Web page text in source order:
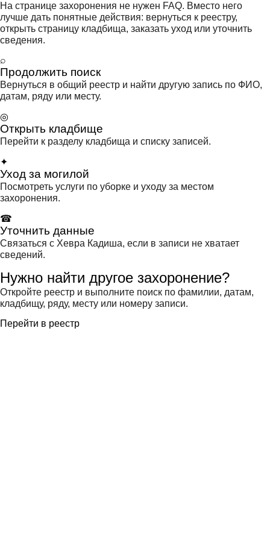
На странице захоронения не нужен FAQ. Вместо него
лучше дать понятные действия: вернуться к реестру,
открыть страницу кладбища, заказать уход или уточнить
сведения.
⌕
Продолжить поиск
Вернуться в общий реестр и найти другую запись по ФИО,
датам, ряду или месту.
◎
Открыть кладбище
Перейти к разделу кладбища и списку записей.
✦
Уход за могилой
Посмотреть услуги по уборке и уходу за местом
захоронения.
☎
Уточнить данные
Связаться с Хевра Кадиша, если в записи не хватает
сведений.
Нужно найти другое захоронение?
Откройте реестр и выполните поиск по фамилии, датам,
кладбищу, ряду, месту или номеру записи.
Перейти в реестр